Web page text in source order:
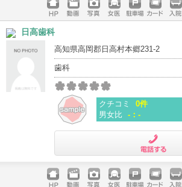
ホームペ
ージ
動画 写真 女医 駐車場
クレジッ
入院
日高歯科
高知県高岡郡日高村本郷231-2
歯科
クチコミ
0件
男女比 -：-